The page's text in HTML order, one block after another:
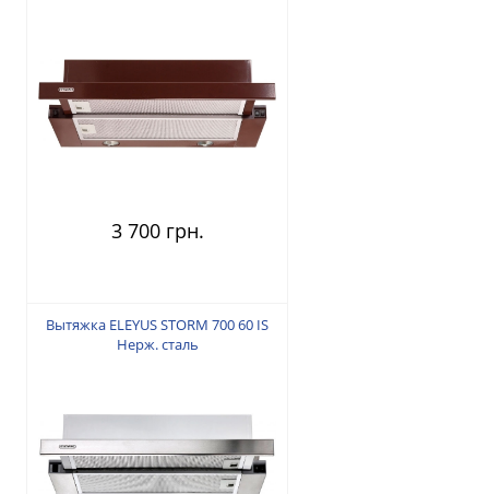
3 700 грн.
Вытяжка ELEYUS STORM 700 60 IS
Нерж. сталь